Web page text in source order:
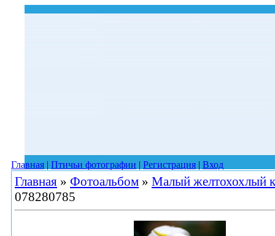
Главная | Птичьи фотографии | Регистрация | Вход
Главная » Фотоальбом » Малый желтохохлый
078280785